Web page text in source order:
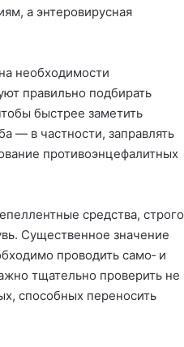
а энтеровирусная
необходимости
правильно подбирать
быстрее заметить
— в частности, заправлять
противоэнцефалитных
средства, строго
Существенное значение
проводить само‑ и
тщательно проверить не
способных переносить